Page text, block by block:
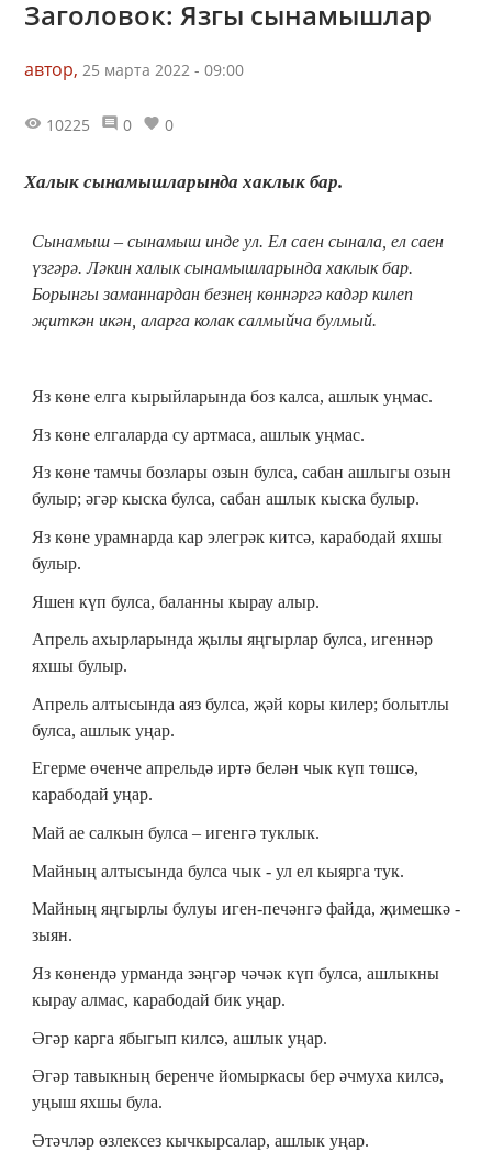
Заголовок: Язгы сынамышлар
автор, 25 марта 2022 - 09:00
10225 0 0
Халык сынамышларында хаклык бар.
Сынамыш ‒ сынамыш инде ул. Ел саен сынала, ел саен
үзгәрә. Ләкин халык сынамышларында хаклык бар.
Борынгы заманнардан безнең көннәргә кадәр килеп
җиткән икән, аларга колак салмыйча булмый.
Яз көне елга кырыйларында боз калса, ашлык уңмас.
Яз көне елгаларда су артмаса, ашлык уңмас.
Яз көне тамчы бозлары озын булса, сабан ашлыгы озын
булыр; әгәр кыска булса, сабан ашлык кыска булыр.
Яз көне урамнарда кар элегрәк китсә, карабодай яхшы
булыр.
Яшен күп булса, баланны кырау алыр.
Апрель ахырларында җылы яңгырлар булса, игеннәр
яхшы булыр.
Апрель алтысында аяз булса, җәй коры килер; болытлы
булса, ашлык уңар.
Егерме өченче апрельдә иртә белән чык күп төшсә,
карабодай уңар.
Май ае салкын булса ‒ игенгә туклык.
Майның алтысында булса чык - ул ел кыярга тук.
Майның яңгырлы булуы иген-печәнгә файда, җимешкә -
зыян.
Яз көнендә урманда зәңгәр чәчәк күп булса, ашлыкны
кырау алмас, карабодай бик уңар.
Әгәр карга ябыгып килсә, ашлык уңар.
Әгәр тавыкның беренче йомыркасы бер әчмуха килсә,
уңыш яхшы була.
Әтәчләр өзлексез кычкырсалар, ашлык уңар.